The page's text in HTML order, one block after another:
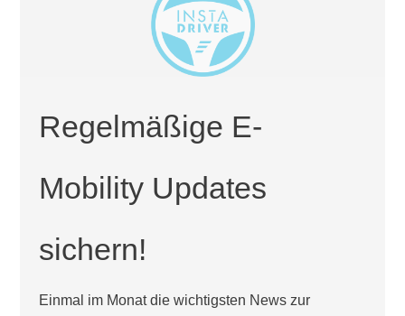
Regelmäßige E-
Mobility Updates
sichern!
Einmal im Monat die wichtigsten News zur